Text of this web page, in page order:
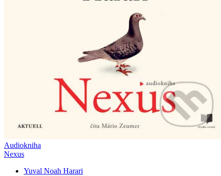
Audiokniha
Nexus
Yuval Noah Harari